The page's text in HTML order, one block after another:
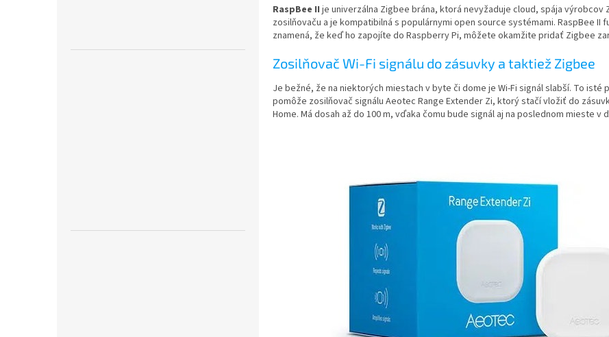
RaspBee II je univerzálna Zigbee brána, ktorá nevyžaduje cloud, spája
zosilňovaču a je kompatibilná s populárnymi open source systémami. RaspBee II
znamená, že keď ho zapojíte do Raspberry Pi, môžete okamžite pridať Zigbee
Zosilňovač Wi-Fi signálu do zásuvky a taktiež Zigbee
Je bežné, že na niektorých miestach v byte či dome je Wi-Fi signál slabší. To isté
pomôže zosilňovač signálu Aeotec Range Extender Zi, ktorý stačí vložiť do
Home. Má dosah až do 100 m, vďaka čomu bude signál aj na poslednom mieste v